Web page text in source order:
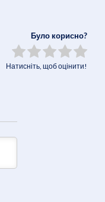
Було корисно?
Натисніть, щоб оцінити!